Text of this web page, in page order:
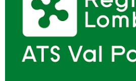
rivoluzioni"